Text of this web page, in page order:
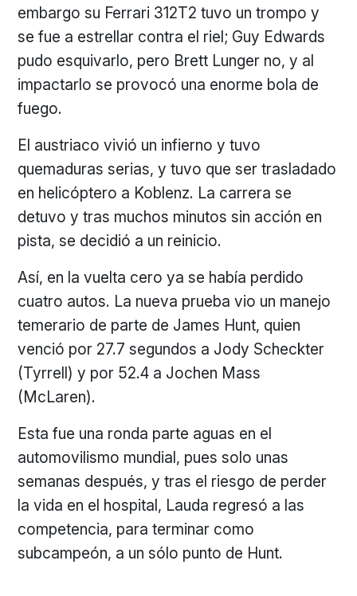
embargo su Ferrari 312T2 tuvo un trompo y
se fue a estrellar contra el riel; Guy Edwards
pudo esquivarlo, pero Brett Lunger no, y al
impactarlo se provocó una enorme bola de
fuego.
El austriaco vivió un infierno y tuvo
quemaduras serias, y tuvo que ser trasladado
en helicóptero a Koblenz. La carrera se
detuvo y tras muchos minutos sin acción en
pista, se decidió a un reinicio.
Así, en la vuelta cero ya se había perdido
cuatro autos. La nueva prueba vio un manejo
temerario de parte de James Hunt, quien
venció por 27.7 segundos a Jody Scheckter
(Tyrrell) y por 52.4 a Jochen Mass
(McLaren).
Esta fue una ronda parte aguas en el
automovilismo mundial, pues solo unas
semanas después, y tras el riesgo de perder
la vida en el hospital, Lauda regresó a las
competencia, para terminar como
subcampeón, a un sólo punto de Hunt.